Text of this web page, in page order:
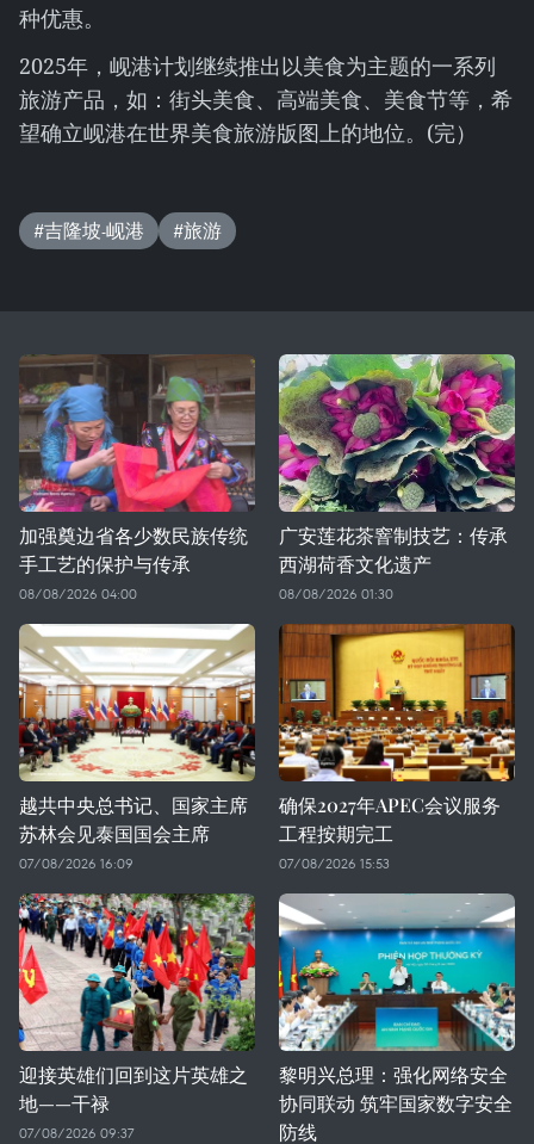
种优惠。
2025年，岘港计划继续推出以美食为主题的一系列
旅游产品，如：街头美食、高端美食、美食节等，希
望确立岘港在世界美食旅游版图上的地位。(完）
#吉隆坡-岘港 #旅游
加强奠边省各少数民族传统
手工艺的保护与传承
08/08/2026 04:00
广安莲花茶窨制技艺：传承
西湖荷香文化遗产
08/08/2026 01:30
越共中央总书记、国家主席
苏林会见泰国国会主席
07/08/2026 16:09
确保2027年APEC会议服务
工程按期完工
07/08/2026 15:53
迎接英雄们回到这片英雄之
地——干禄
07/08/2026 09:37
黎明兴总理：强化网络安全
协同联动 筑牢国家数字安全
防线